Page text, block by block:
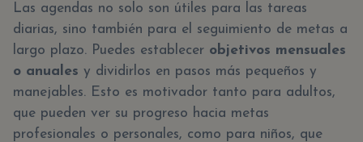
Las agendas no solo son útiles para las tareas
diarias, sino también para el seguimiento de metas a
largo plazo. Puedes establecer objetivos mensuales
o anuales y dividirlos en pasos más pequeños y
manejables. Esto es motivador tanto para adultos,
que pueden ver su progreso hacia metas
profesionales o personales, como para niños, que